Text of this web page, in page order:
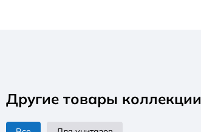
Другие товары коллекции